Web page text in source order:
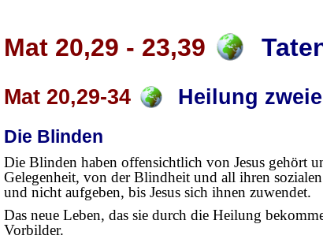
Mat 20,29 - 23,39
Mat 20,29-34 Heilung
Die Blinden
Die Blinden haben offensichtlich von Jesus gehört
Gelegenheit, von der Blindheit und all ihren
und nicht aufgeben, bis Jesus sich ihnen zuwendet.
Das neue Leben, das sie durch die Heilung
Vorbilder.